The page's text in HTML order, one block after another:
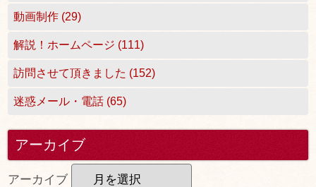
動画制作 (29)
解説！ホームページ (111)
訪問させて頂きました (152)
迷惑メール・電話 (65)
アーカイブ
アーカイブ